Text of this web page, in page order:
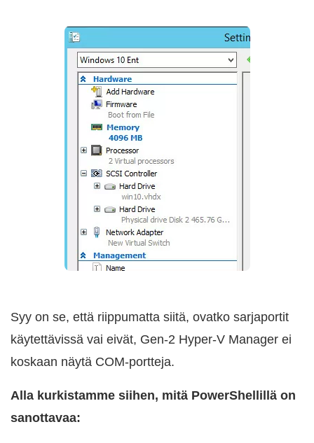
Syy on se, että riippumatta siitä, ovatko sarjaportit
käytettävissä vai eivät, Gen-2 Hyper-V Manager ei
koskaan näytä COM-portteja.
Alla kurkistamme siihen, mitä PowerShellillä on
sanottavaa: